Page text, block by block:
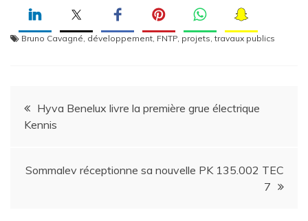
Bruno Cavagné développement FNTP projets ,travaux publics
Navigation
de
l’article
Hyva Benelux livre la première grue électrique
Kennis
Sommalev réceptionne sa nouvelle PK 135.002 TEC
7